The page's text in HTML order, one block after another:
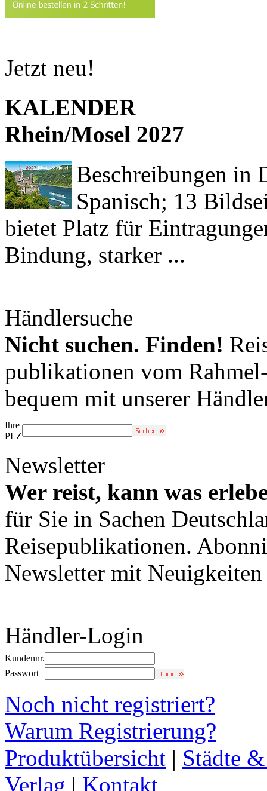
Jetzt neu!
KALENDER
Rhein/Mosel 2027
Beschreibungen in
Spanisch; 13
bietet Platz für
Bindung, starker ...
Händlersuche
Nicht suchen. Finden!
publikationen vom
bequem mit unserer
Ihre
PLZ
Newsletter
Wer reist, kann was
für Sie in Sachen
Reisepublikationen.
Newsletter mit
Händler-Login
Kundennr.
Passwort
Noch nicht registriert?
Warum Registrierung?
Produktübersicht | Städte
Verlag | Kontakt